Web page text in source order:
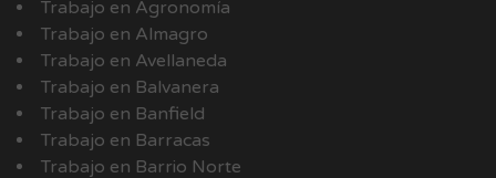
Trabajo en Agronomía
Trabajo en Almagro
Trabajo en Avellaneda
Trabajo en Balvanera
Trabajo en Banfield
Trabajo en Barracas
Trabajo en Barrio Norte